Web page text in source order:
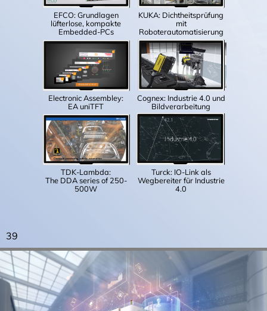
EFCO: Grundlagen
lüfterlose, kompakte
Embedded-PCs
KUKA: Dichtheitsprüfung
mit
Roboterautomatisierung
Electronic Assembley:
EA uniTFT
Cognex: Industrie 4.0 und
Bildverarbeitung
TDK-Lambda:
The DDA series of 250-
500W
Turck: IO-Link als
Wegbereiter für Industrie
4.0
39